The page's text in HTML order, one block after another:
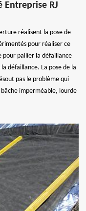
RJ
réalisent la pose de
pour réaliser ce
pour pallier la défaillance
défaillance. La pose de la
pas le problème qui
imperméable, lourde